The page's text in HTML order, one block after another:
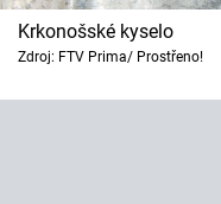
Krkonošské kyselo
Zdroj: FTV Prima/ Prostřeno!